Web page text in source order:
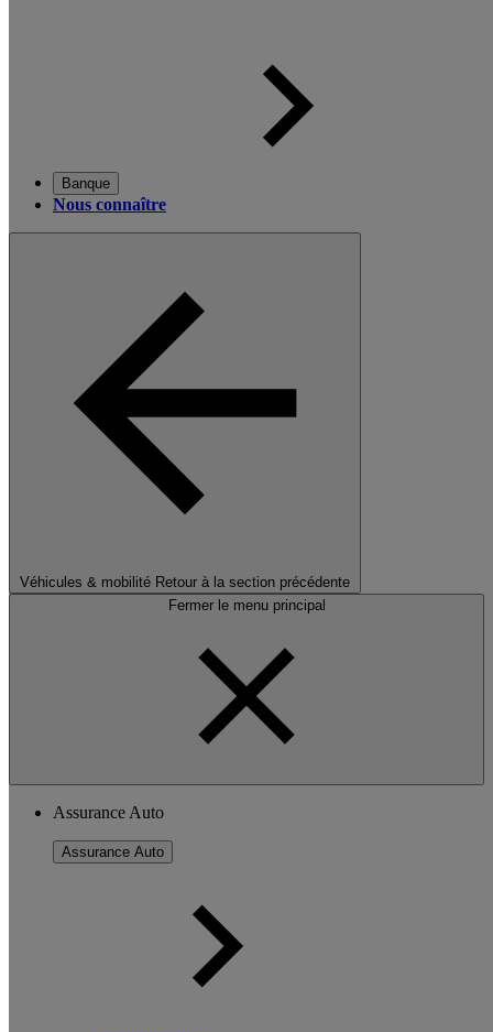
Banque
Nous connaître
Véhicules & mobilité Retour à la section précédente
Fermer le menu principal
Assurance Auto
Assurance Auto